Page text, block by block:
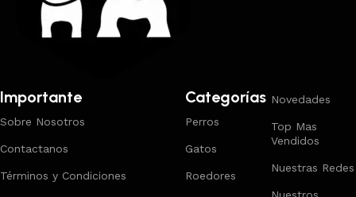
Importante
Sobre Nosotros
Contactanos
Términos y Condiciones
Categorías
Perros
Gatos
Roedores
Novedades
Top Mas
Vendidos
Nuestras Redes